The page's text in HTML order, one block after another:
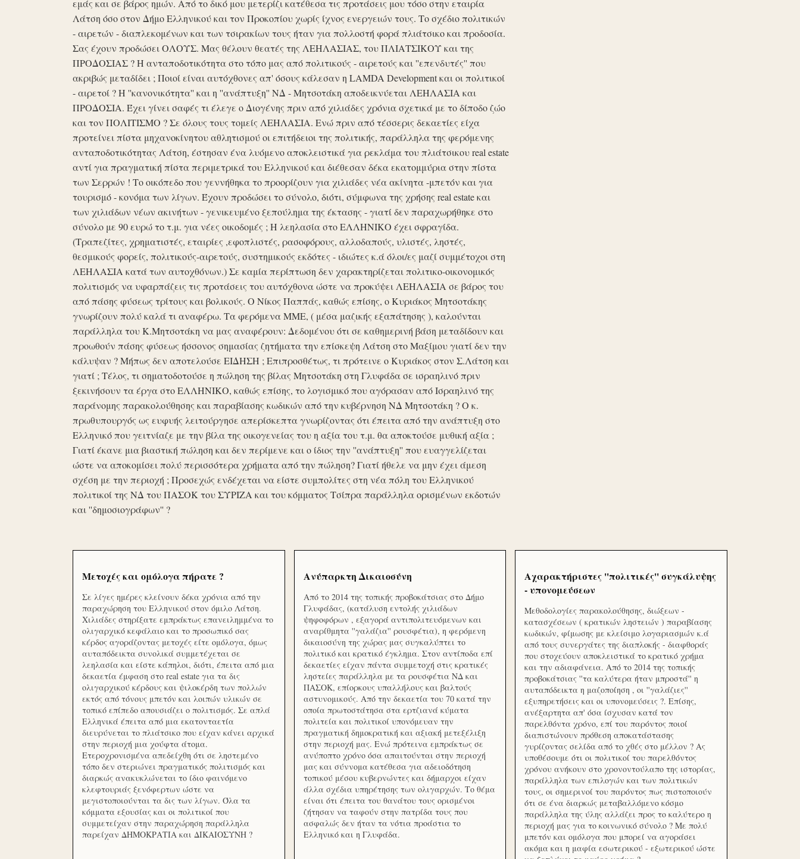
εμάς και σε βάρος ημών. Από το δικό μου μετερίζι κατέθεσα τις προτάσεις μου τόσο στην εταιρία
Λάτση όσο στον Δήμο Ελληνικού και τον Προκοπίου χωρίς ίχνος ενεργειών τους. Το σχέδιο πολιτικών
- αιρετών - διαπλεκομένων και των τσιρακίων τους ήταν για πολλοστή φορά πλιάτσικο και προδοσία.
Σας έχουν προδώσει ΟΛΟΥΣ. Μας θέλουν θεατές της ΛΕΗΛΑΣΙΑΣ, του ΠΛΙΑΤΣΙΚΟΥ και της
ΠΡΟΔΟΣΙΑΣ ? Η ανταποδοτικότητα στο τόπο μας από πολιτικούς - αιρετούς και ''επενδυτές'' που
ακριβώς μεταδίδει ; Ποιοί είναι αυτόχθονες απ' όσους κάλεσαν η LAMDA Development και οι πολιτικοί
- αιρετοί ? Η ''κανονικότητα'' και η ''ανάπτυξη'' ΝΔ - Μητσοτάκη αποδεικνύεται ΛΕΗΛΑΣΙΑ και
ΠΡΟΔΟΣΙΑ. Έχει γίνει σαφές τι έλεγε ο Διογένης πριν από χιλιάδες χρόνια σχετικά με το δίποδο ζώο
και τον ΠΟΛΙΤΙΣΜΟ ? Σε όλους τους τομείς ΛΕΗΛΑΣΙΑ. Ενώ πριν από τέσσερις δεκαετίες είχα
προτείνει πίστα μηχανοκίνητου αθλητισμού οι επιτήδειοι της πολιτικής, παράλληλα της φερόμενης
ανταποδοτικότητας Λάτση, έστησαν ένα λυόμενο αποκλειστικά για ρεκλάμα του πλιάτσικου real estate
αντί για πραγματική πίστα περιμετρικά του Ελληνικού και διέθεσαν δέκα εκατομμύρια στην πίστα
των Σερρών ! Το οικόπεδο που γεννήθηκα το προορίζουν για χιλιάδες νέα ακίνητα -μπετόν και για
τουρισμό - κονόμα των λίγων. Έχουν προδώσει το σύνολο, διότι, σύμφωνα της χρήσης real estate και
των χιλιάδων νέων ακινήτων - γενικευμένο ξεπούλημα της έκτασης - γιατί δεν παραχωρήθηκε στο
σύνολο με 90 ευρώ το τ.μ. για νέες οικοδομές ; Η λεηλασία στο ΕΛΛΗΝΙΚΟ έχει σφραγίδα.
(Τραπεζίτες, χρηματιστές, εταιρίες ,εφοπλιστές, ρασοφόρους, αλλοδαπούς, υλιστές, ληστές,
θεσμικούς φορείς, πολιτικούς-αιρετούς, συστημικούς εκδότες - ιδιώτες κ.ά όλοι/ες μαζί συμμέτοχοι στη
ΛΕΗΛΑΣΙΑ κατά των αυτοχθόνων.) Σε καμία περίπτωση δεν χαρακτηρίζεται πολιτικο-οικονομικός
πολιτισμός να υφαρπάζεις τις προτάσεις του αυτόχθονα ώστε να προκύψει ΛΕΗΛΑΣΙΑ σε βάρος του
από πάσης φύσεως τρίτους και βολικούς. Ο Νίκος Παππάς, καθώς επίσης, ο Κυριάκος Μητσοτάκης
γνωρίζουν πολύ καλά τι αναφέρω. Τα φερόμενα ΜΜΕ, ( μέσα μαζικής εξαπάτησης ), καλούνται
παράλληλα του Κ.Μητσοτάκη να μας αναφέρουν: Δεδομένου ότι σε καθημερινή βάση μεταδίδουν και
προωθούν πάσης φύσεως ήσσονος σημασίας ζητήματα την επίσκεψη Λάτση στο Μαξίμου γιατί δεν την
κάλυψαν ? Μήπως δεν αποτελούσε ΕΙΔΗΣΗ ; Επιπροσθέτως, τι πρότεινε ο Κυριάκος στον Σ.Λάτση και
γιατί ; Τέλος, τι σηματοδοτούσε η πώληση της βίλας Μητσοτάκη στη Γλυφάδα σε ισραηλινό πριν
ξεκινήσουν τα έργα στο ΕΛΛΗΝΙΚΟ, καθώς επίσης, το λογισμικό που αγόρασαν από Ισραηλινό της
παράνομης παρακολούθησης και παραβίασης κωδικών από την κυβέρνηση ΝΔ Μητσοτάκη ? Ο κ.
πρωθυπουργός ως ευφυής λειτούργησε απερίσκεπτα γνωρίζοντας ότι έπειτα από την ανάπτυξη στο
Ελληνικό που γειτνίαζε με την βίλα της οικογενείας του η αξία του τ.μ. θα αποκτούσε μυθική αξία ;
Γιατί έκανε μια βιαστική πώληση και δεν περίμενε και ο ίδιος την ''ανάπτυξη'' που ευαγγελίζεται
ώστε να αποκομίσει πολύ περισσότερα χρήματα από την πώληση? Γιατί ήθελε να μην έχει άμεση
σχέση με την περιοχή ; Προσεχώς ενδέχεται να είστε συμπολίτες στη νέα πόλη του Ελληνικού
πολιτικοί της ΝΔ του ΠΑΣΟΚ του ΣΥΡΙΖΑ και του κόμματος Τσίπρα παράλληλα ορισμένων εκδοτών
και ''δημοσιογράφων'' ?
Μετοχές και ομόλογα πήρατε ?
Σε λίγες ημέρες κλείνουν δέκα χρόνια από την
παραχώρηση του Ελληνικού στον όμιλο Λάτση.
Χιλιάδες στηρίξατε εμπράκτως επανειλημμένα το
ολιγαρχικό κεφάλαιο και το προσωπικό σας
κέρδος αγοράζοντας μετοχές είτε ομόλογα, όμως
αυταπόδεικτα συνολικά συμμετέχεται σε
λεηλασία και είστε κάπηλοι, διότι, έπειτα από μια
δεκαετία έμφαση στο real estate για τα δις
ολιγαρχικού κέρδους και ψιλοκέρδη των πολλών
εκτός από τόνους μπετόν και λοιπών υλικών σε
τοπικό επίπεδο απουσιάζει ο πολιτισμός. Σε απλά
Ελληνικά έπειτα από μια εκατονταετία
διευρύνεται το πλιάτσικο που είχαν κάνει αρχικά
στην περιοχή μια χούφτα άτομα.
Ετεροχρονισμένα απεδείχθη ότι σε ληστεμένο
τόπο δεν στεριώνει πραγματικός πολιτισμός και
διαρκώς ανακυκλώνεται το ίδιο φαινόμενο
κλεφτουριάς ξενόφερτων ώστε να
μεγιστοποιούνται τα δις των λίγων. Όλα τα
κόμματα εξουσίας και οι πολιτικοί που
συμμετείχαν στην παραχώρηση παράλληλα
παρείχαν ΔΗΜΟΚΡΑΤΙΑ και ΔΙΚΑΙΟΣΥΝΗ ?
Ανύπαρκτη Δικαιοσύνη
Από το 2014 της τοπικής προβοκάτσιας στο Δήμο
Γλυφάδας, (κατάλυση εντολής χιλιάδων
ψηφοφόρων , εξαγορά αντιπολιτευόμενων και
αναρίθμητα ''γαλάζια'' ρουσφέτια), η φερόμενη
δικαιοσύνη της χώρας μας συγκαλύπτει το
πολιτικό και κρατικό έγκλημα. Στον αντίποδα επί
δεκαετίες είχαν πάντα συμμετοχή στις κρατικές
ληστείες παράλληλα με τα ρουσφέτια ΝΔ και
ΠΑΣΟΚ, επίορκους υπαλλήλους και βαλτούς
αστυνομικούς. Από την δεκαετία του 70 κατά την
οποία πρωτοστάτησα στα ερτζιανά κύματα
πολιτεία και πολιτικοί υπονόμευαν την
πραγματική δημοκρατική και αξιακή μετεξέλιξη
στην περιοχή μας. Ενώ πρότεινα εμπράκτως σε
ανύποπτο χρόνο όσα απαιτούνται στην περιοχή
μας και σύννομα κατέθεσα για αδειοδότηση
τοπικού μέσου κυβερνώντες και δήμαρχοι είχαν
άλλα σχέδια υπηρέτησης των ολιγαρχών. Το θέμα
είναι ότι έπειτα του θανάτου τους ορισμένοι
ζήτησαν να ταφούν στην πατρίδα τους που
ασφαλώς δεν ήταν τα νότια προάστια το
Ελληνικό και η Γλυφάδα.
Αχαρακτήριστες ''πολιτικές'' συγκάλυψης
- υπονομεύσεων
Μεθοδολογίες παρακολούθησης, διώξεων -
κατασχέσεων ( κρατικών ληστειών ) παραβίασης
κωδικών, φίμωσης με κλείσιμο λογαριασμών κ.ά
από τους συνεργάτες της διαπλοκής - διαφθοράς
που στοχεύουν αποκλειστικά το κρατικό χρήμα
και την αδιαφάνεια. Από το 2014 της τοπικής
προβοκάτσιας ''τα καλύτερα ήταν μπροστά'' η
αυταπόδεικτα η μαζοποίηση , οι ''γαλάζιες''
εξυπηρετήσεις και οι υπονομεύσεις ?. Επίσης,
ανέξαρτητα απ' όσα ίσχυσαν κατά τον
παρελθόντα χρόνο, επί του παρόντος ποιοί
διαπιστώνουν πρόθεση αποκατάστασης
γυρίζοντας σελίδα από το χθές στο μέλλον ? Ας
υποθέσουμε ότι οι πολιτικοί του παρελθόντος
χρόνου ανήκουν στο χρονοντούλαπο της ιστορίας,
παράλληλα των επιλογών και των πολιτικών
τους, οι σημερινοί του παρόντος πως πιστοποιούν
ότι σε ένα διαρκώς μεταβαλλόμενο κόσμο
παράλληλα της ύλης αλλάζει προς το καλύτερο η
περιοχή μας για το κοινωνικό σύνολο ? Με πολύ
μπετόν και ομόλογα που μπορεί να αγοράσει
ακόμα και η μαφία εσωτερικού - εξωτερικού ώστε